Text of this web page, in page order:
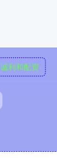
诚利和配资